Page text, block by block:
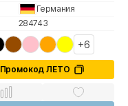
Германия
284743
+6
Промокод ЛЕТО